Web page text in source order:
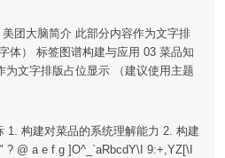
团大脑简介 此部分内容作为文字排
体） 标签图谱构建与应用 03 菜品知
为文字排版占位显示 （建议使用主题
1. 构建对菜品的系统理解能力 2. 构建
? @ a e f g ]O^_`aRbcdY\I 9:+,YZ[\I